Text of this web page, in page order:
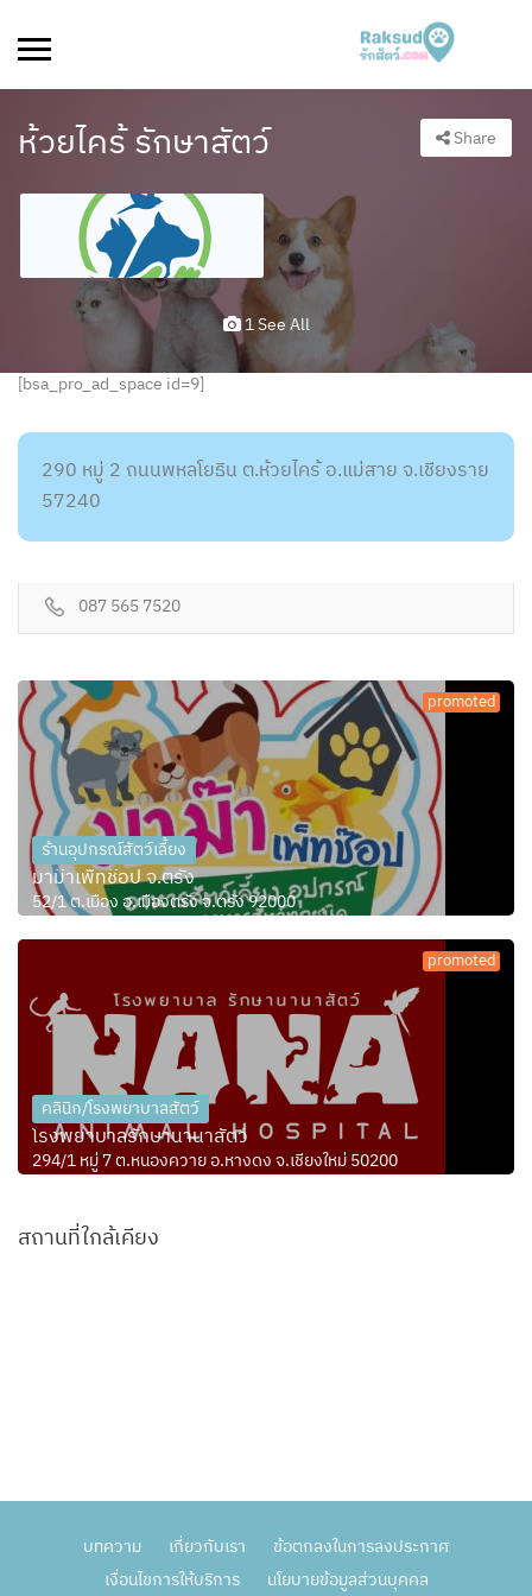
ห้วยไคร้ รักษาสัตว์ Share
1 See All
[bsa_pro_ad_space id=9]
290 หมู่ 2 ถนนพหลโยธิน ต.ห้วยไคร้ อ.แม่สาย จ.เชียงราย
57240
087 565 7520
promoted
ร้านอุปกรณ์สัตว์เลี้ยง
มาม๊าเพ็ทช๊อป จ.ตรัง
52/1 ต.เมือง อ.เมืองตรัง จ.ตรัง 92000
promoted
คลินิก/โรงพยาบาลสัตว์
โรงพยาบาลรักษานานาสัตว์
294/1 หมู่ 7 ต.หนองควาย อ.หางดง จ.เชียงใหม่ 50200
สถานที่ใกล้เคียง
บทความ เกี่ยวกับเรา
ข้อตกลงในการลงประกาศ
เงื่อนไขการให้บริการ
นโยบายข้อมูลส่วนบุคคล